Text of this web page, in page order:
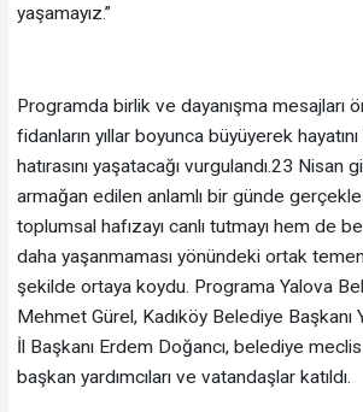
yaşamayız.”
Programda birlik ve dayanışma mesajları
fidanların yıllar boyunca büyüyerek
hatırasını yaşatacağı vurgulandı.23 Nisan
armağan edilen anlamlı bir günde
toplumsal hafızayı canlı tutmayı hem de
daha yaşanmaması yönündeki ortak
şekilde ortaya koydu. Programa Yalova
Mehmet Gürel, Kadıköy Belediye Başkanı
İl Başkanı Erdem Doğancı, belediye
başkan yardımcıları ve vatandaşlar katıldı.